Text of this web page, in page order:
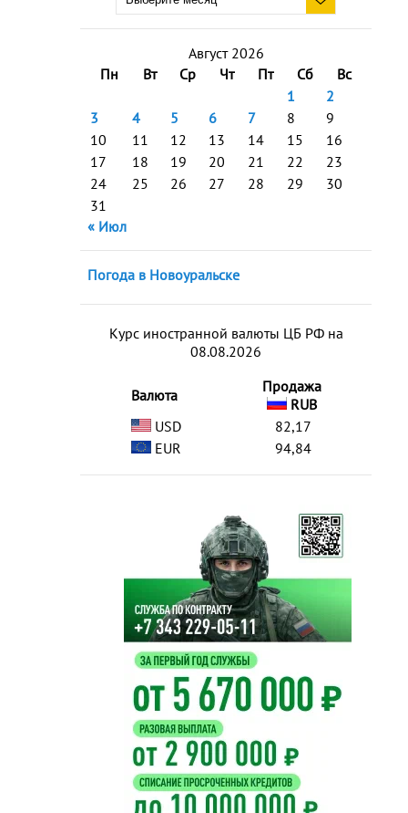
Август 2026
Пн
Вт Ср Чт Пт Сб
Вс
1
2
3
4 5 6 7 8
9
10
11 12 13 14 15
16
17
18 19 20 21 22
23
24
25 26 27 28 29
30
31
« Июл
Погода в Новоуральске
Курс иностранной валюты ЦБ РФ на
08.08.2026
Валюта
Продажа
RUB
USD
82,17
EUR
94,84